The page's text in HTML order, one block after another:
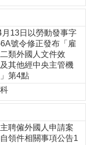
13日以勞動發事字
號令修正發布「雇
類外國人文件效
其他經中央主管機
第4點
聘僱外國人申請案
領件相關事項公告1